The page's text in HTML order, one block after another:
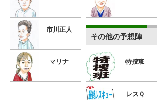
市川正人
マリナ
その他の予想陣
特捜班
レスＱ